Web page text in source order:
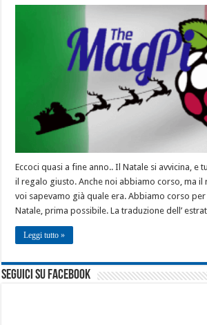
Eccoci quasi a fine anno.. Il Natale si avvicina, e
il regalo giusto. Anche noi abbiamo corso, ma
voi sapevamo già quale era. Abbiamo corso
Natale, prima possibile. La traduzione dell’
Leggi tutto »
seguici su facebook